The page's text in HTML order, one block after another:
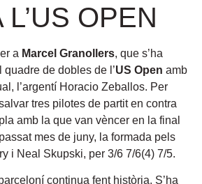
OPEN
a Marcel Granollers, que s’ha
de dobles de l’US Open amb
l’argentí Horacio Zeballos. Per
tres pilotes de partit en contra
amb la que van vèncer en la final
mes de juny, la formada pels
i Neal Skupski, per 3/6 7/6(4) 7/5.
continua fent història. S’ha